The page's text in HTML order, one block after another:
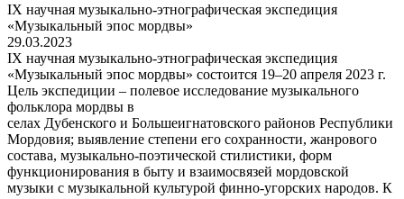
IX научная музыкально-этнографическая экспедиция
«Музыкальный эпос мордвы»
29.03.2023
IX научная музыкально-этнографическая экспедиция
«Музыкальный эпос мордвы» состоится 19–20 апреля 2023 г.
Цель экспедиции – полевое исследование музыкального
фольклора мордвы в
селах Дубенского и Большеигнатовского районов Республики
Мордовия; выявление степени его сохранности, жанрового
состава, музыкально-поэтической стилистики, форм
функционирования в быту и взаимосвязей мордовской
музыки с музыкальной культурой финно-угорских народов. К